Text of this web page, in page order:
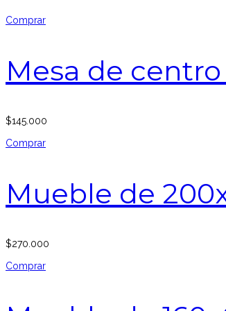
Comprar
Mesa de
$145.000
Comprar
Mueble de
$270.000
Comprar